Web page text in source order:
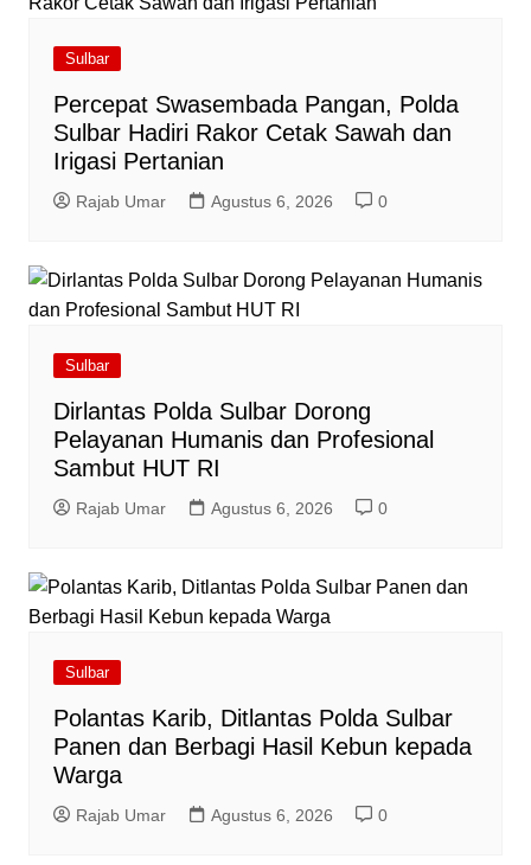
Sulbar
Percepat Swasembada Pangan, Polda
Sulbar Hadiri Rakor Cetak Sawah dan
Irigasi Pertanian
Rajab Umar Agustus 6, 2026 0
Sulbar
Dirlantas Polda Sulbar Dorong
Pelayanan Humanis dan Profesional
Sambut HUT RI
Rajab Umar Agustus 6, 2026 0
Sulbar
Polantas Karib, Ditlantas Polda Sulbar
Panen dan Berbagi Hasil Kebun kepada
Warga
Rajab Umar Agustus 6, 2026 0